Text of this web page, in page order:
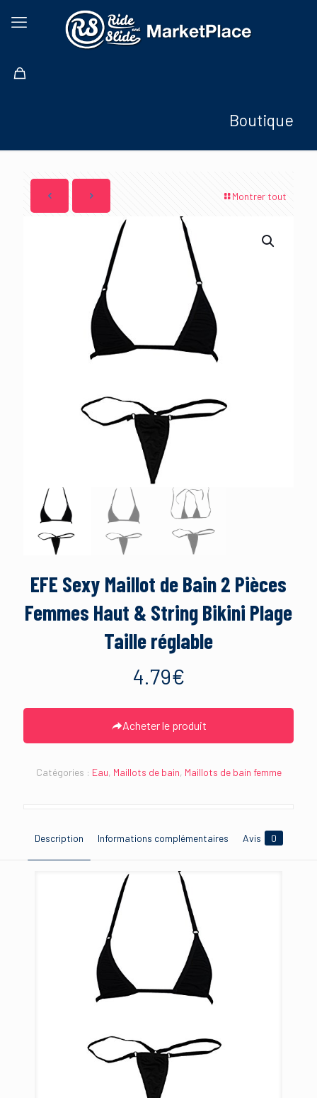
Boutique
Montrer tout
EFE Sexy Maillot de Bain 2 Pièces
Femmes Haut & String Bikini Plage
Taille réglable
4.79€
Acheter le produit
Catégories : Eau, Maillots de bain, Maillots de bain femme
Description Informations complémentaires Avis 0